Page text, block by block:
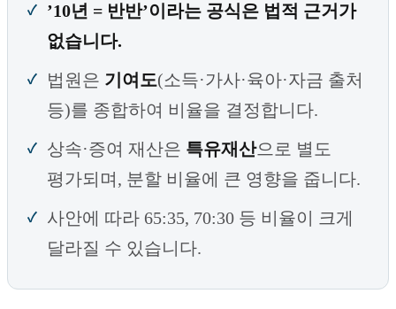
’10년 = 반반’이라는 공식은 법적 근거가
없습니다.
법원은 기여도(소득·가사·육아·자금 출처
등)를 종합하여 비율을 결정합니다.
상속·증여 재산은 특유재산으로 별도
평가되며, 분할 비율에 큰 영향을 줍니다.
사안에 따라 65:35, 70:30 등 비율이 크게
달라질 수 있습니다.